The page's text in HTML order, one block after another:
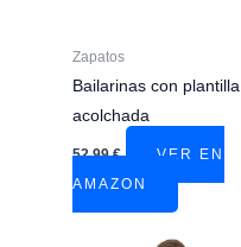
Zapatos
Bailarinas con plantilla
acolchada
52,99€
VER EN
AMAZON